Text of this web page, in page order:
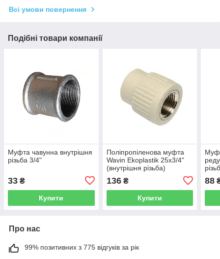
Всі умови повернення
Подібні товари компанії
Муфта чавунна внутрішня
різьба 3/4"
33 ₴
Купити
Поліпропіленова муфта
Wavin Ekoplastik 25х3/4"
(внутрішня різьба)
136₴
Купити
88
Про нас
99% позитивних з 775 відгуків за рік